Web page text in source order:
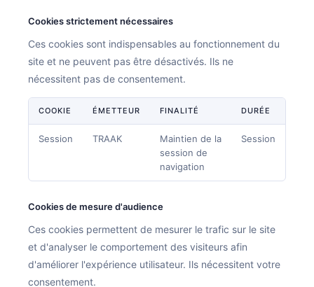
Actualités
Contact
Nous rejoindre
Nous contacter
Cookies strictement nécessaires
Ces cookies sont indispensables au fonctionnement du
site et ne peuvent pas être désactivés. Ils ne
nécessitent pas de consentement.
COOKIE ÉMETTEUR FINALITÉ DURÉE
Session TRAAK
Maintien de la
session de
navigation
Session
Cookies de mesure d'audience
Ces cookies permettent de mesurer le trafic sur le site
et d'analyser le comportement des visiteurs afin
d'améliorer l'expérience utilisateur. Ils nécessitent votre
consentement.